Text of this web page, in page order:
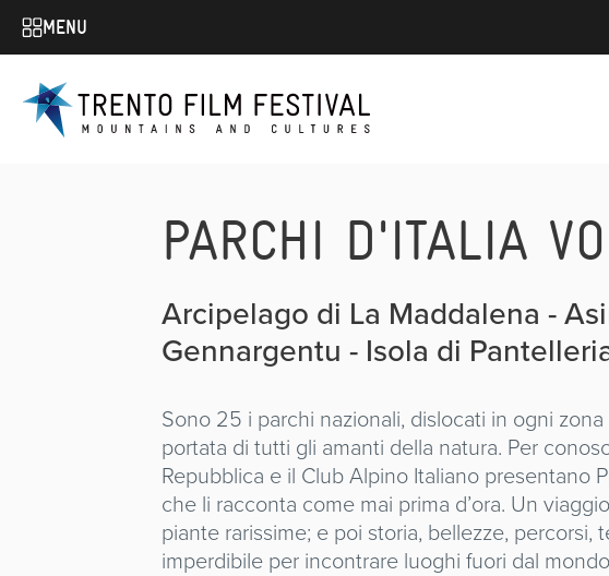
MENU
PARCHI D'ITALIA
Arcipelago di La Maddalena -
Gennargentu - Isola di
Sono 25 i parchi nazionali, dislocati in ogni
portata di tutti gli amanti della natura. Per
Repubblica e il Club Alpino Italiano presentano
che li racconta come mai prima d’ora. Un
piante rarissime; e poi storia, bellezze,
imperdibile per incontrare luoghi fuori dal